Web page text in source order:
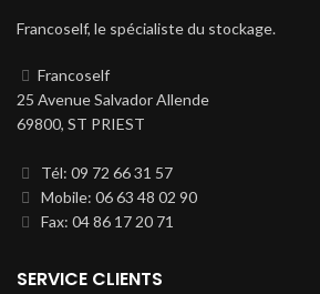
Francoself, le spécialiste du stockage.
Francoself
25 Avenue Salvador Allende
69800, ST PRIEST
Tél: 09 72 66 31 57
Mobile: 06 63 48 02 90
Fax: 04 86 17 20 71
SERVICE CLIENTS